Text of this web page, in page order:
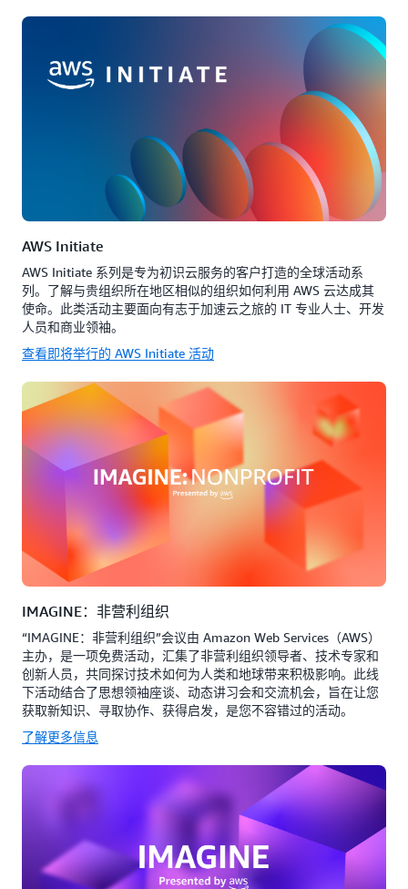
AWS Initiate
AWS Initiate 系列是专为初识云服务的客户打造的全球活动系
列。了解与贵组织所在地区相似的组织如何利用 AWS 云达成其
使命。此类活动主要面向有志于加速云之旅的 IT 专业人士、开发
人员和商业领袖。
查看即将举行的 AWS Initiate 活动
IMAGINE：非营利组织
“IMAGINE：非营利组织”会议由 Amazon Web Services（AWS）
主办，是一项免费活动，汇集了非营利组织领导者、技术专家和
创新人员，共同探讨技术如何为人类和地球带来积极影响。此线
下活动结合了思想领袖座谈、动态讲习会和交流机会，旨在让您
获取新知识、寻取协作、获得启发，是您不容错过的活动。
了解更多信息